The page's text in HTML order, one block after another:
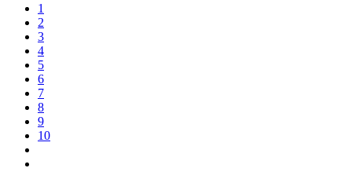
1
2
3
4
5
6
7
8
9
10